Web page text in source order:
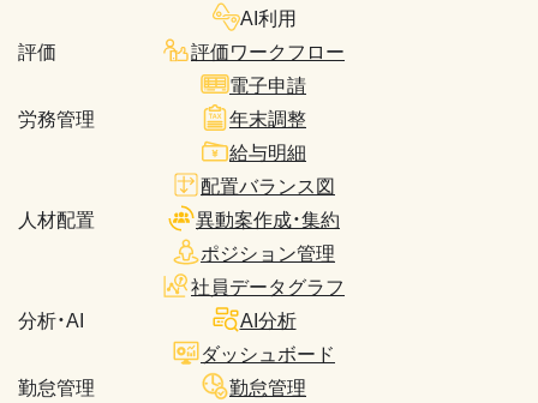
AI利用
評価
評価ワークフロー
労務管理
電子申請
年末調整
給与明細
人材配置
配置バランス図
異動案作成・集約
ポジション管理
分析・AI
社員データグラフ
AI分析
ダッシュボード
勤怠管理
勤怠管理